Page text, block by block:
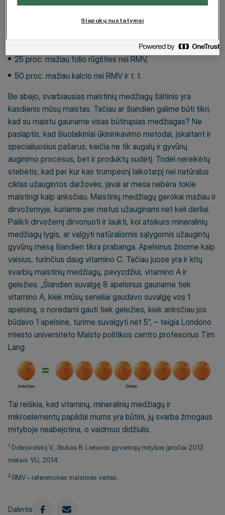
2
25 proc. mažiau vitamino C nei RMV,
80-90 proc. mažiau vitamino E nei RMV,
25 proc. mažiau folio rūgšties nei RMV,
50 proc. mažiau kalcio nei RMV ir t. t.
Be abejo, svarbiausias maistinių medžiagų šaltinis yra
kasdienis mūsų maistas. Tačiau ar šiandien galime būti tikri,
kad su maistu gauname visas būtinąsias medžiagas? Ne
paslaptis, kad šiuolaikiniai ūkininkavimo metodai, įskaitant ir
specialiuosius pašarus, keičia ne tik augalų ir gyvūnų
auginimo procesus, bet ir produktų sudėtį. Todėl nereikėtų
stebėtis, kad per kur kas trumpesnį laikotarpį nei natūralus
ciklas užaugintos daržovės, javai ar mėsa nebėra tokie
maistingi kaip anksčiau. Maistinių medžiagų gerokai mažiau ir
dirvožemyje, kuriame per metus užauginami net keli derliai.
Palikti dirvožemį dirvonuoti ir laukti, kol atsikurs mineralinių
medžiagų lygis, ar valgyti natūraliomis sąlygomis užaugintų
gyvūnų mėsą šiandien tikra prabanga. Apelsinus žinome kaip
vaisius, turinčius daug vitamino C. Tačiau juose yra ir kitų
svarbių maistinių medžiagų, pavyzdžiui, vitamino A ir
geležies. „Šiandien suvalgę 8 apelsinus gauname tiek
vitamino A, kiek mūsų seneliai gaudavo suvalgę vos 1
apelsiną, o norėdami gauti tiek geležies, kiek anksčiau jos
būdavo 1 apelsine, turime suvalgyti net 5“, – teigia Londono
miesto universiteto Maisto politikos centro profesorius Tim
Lang.
Tai reiškia, kad vitaminų, mineralinių medžiagų ir
mikroelementų papildai mums yra būtini, jų svarba žmogaus
mityboje neabejotina, o vaidmuo didžiulis.
1 Dobrovolskij V., Stukas R. Lietuvos gyventojų mitybos įpročiai 2013
metais. VU, 2014.
2 RMV – referencinės maistinės vertės.
Dalintis
Slapukų nustatymai